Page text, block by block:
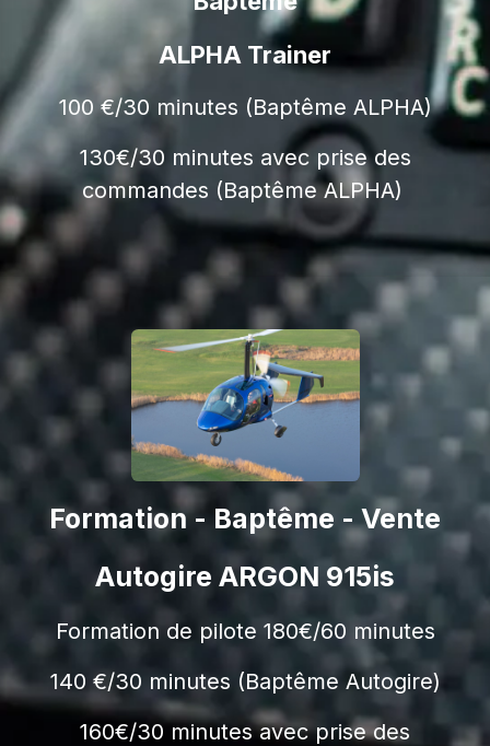
ALPHA Trainer
100 €/30 minutes (Baptême ALPHA)
130€/30 minutes avec prise des
commandes (Baptême ALPHA)
Formation - Baptême - Vente
Autogire ARGON 915is
Formation de pilote 180€/60 minutes
140 €/30 minutes (Baptême Autogire)
160€/30 minutes avec prise des